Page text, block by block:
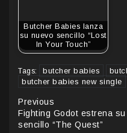
Butcher Babies lanza
su nuevo sencillo “Lost
In Your Touch”
Tags: butcher babies
butcher babies new single
Continue
Reading
Previous
Fighting Godot estrena su
sencillo “The Quest”